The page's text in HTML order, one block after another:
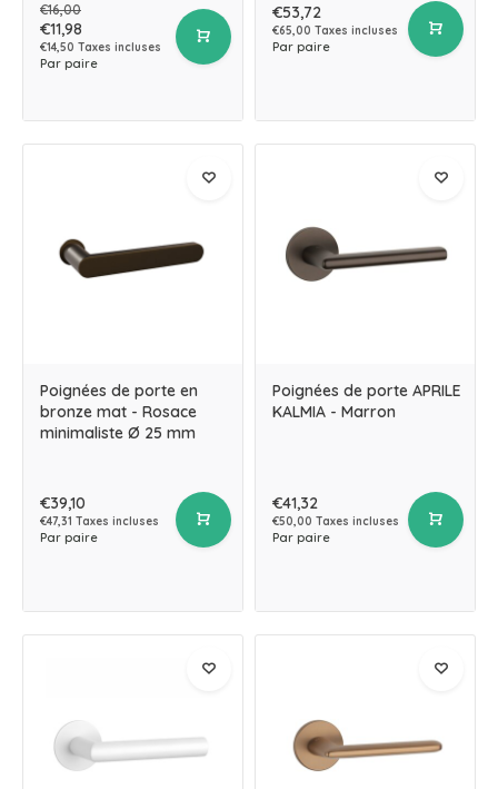
€16,00
€11,98
€14,50 Taxes incluses
Par paire
€53,72
€65,00 Taxes incluses
Par paire
Poignées de porte en
bronze mat - Rosace
minimaliste Ø 25 mm
€39,10
€47,31 Taxes incluses
Par paire
Poignées de porte APRILE
KALMIA - Marron
€41,32
€50,00 Taxes incluses
Par paire